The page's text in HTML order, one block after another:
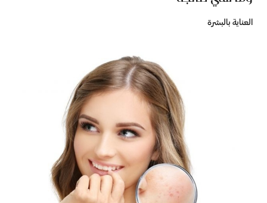
العناية بالبشرة